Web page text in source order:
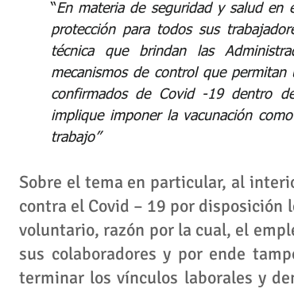
“En materia de seguridad y salud en
protección para todos sus
técnica que brindan las
mecanismos de control que
confirmados de Covid -19 dentro
implique imponer la vacunación
trabajo”
Sobre el tema en particular, al
contra el Covid – 19 por
voluntario, razón por la cual, el
sus colaboradores y por ende
terminar los vínculos laborales y